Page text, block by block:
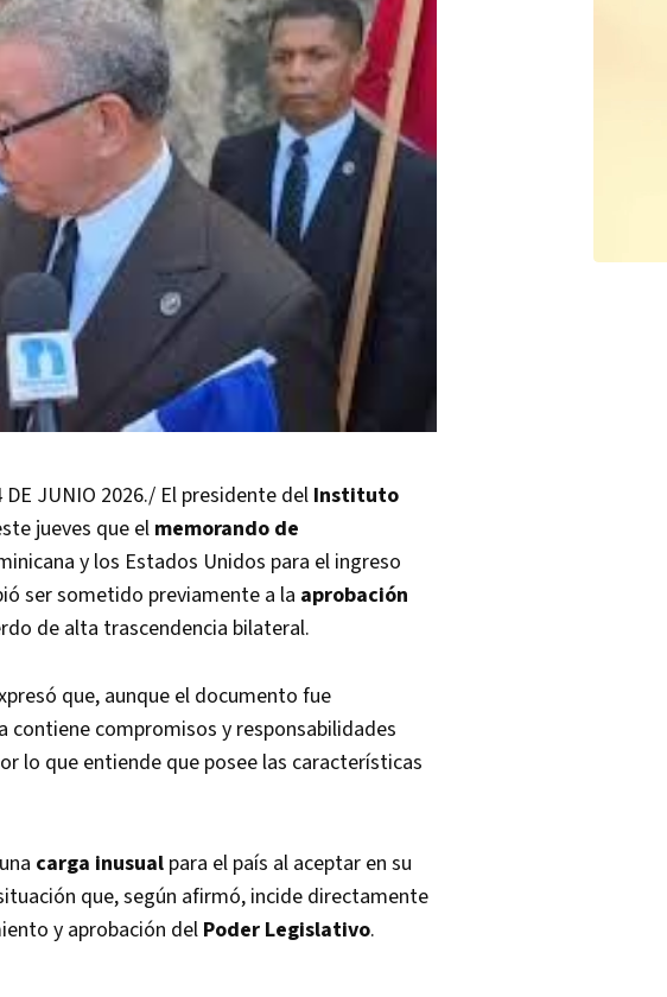
DE JUNIO 2026./ El presidente del Instituto
jueves que elmemorando de
y los Estados Unidos para el ingreso
ser sometido previamente a la aprobación
de alta trascendencia bilateral.
que, aunque el documento fue
compromisos y responsabilidades
lo que entiende que posee las características
carga inusual para el país al aceptar en su
que, según afirmó, incide directamente
y aprobación delPoder Legislativo.